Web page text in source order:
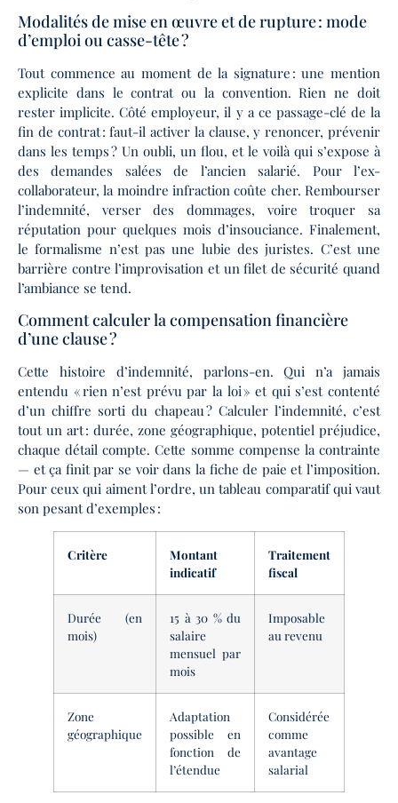
Modalités de mise en œuvre et de rupture : mode
d’emploi ou casse-tête ?
Tout commence au moment de la signature : une mention
explicite dans le contrat ou la convention. Rien ne doit
rester implicite. Côté employeur, il y a ce passage-clé de la
fin de contrat : faut-il activer la clause, y renoncer, prévenir
dans les temps ? Un oubli, un flou, et le voilà qui s’expose à
des demandes salées de l’ancien salarié. Pour l’ex-
collaborateur, la moindre infraction coûte cher. Rembourser
l’indemnité, verser des dommages, voire troquer sa
réputation pour quelques mois d’insouciance. Finalement,
le formalisme n’est pas une lubie des juristes. C’est une
barrière contre l’improvisation et un filet de sécurité quand
l’ambiance se tend.
Comment calculer la compensation financière
d’une clause ?
Cette histoire d’indemnité, parlons-en. Qui n’a jamais
entendu « rien n’est prévu par la loi » et qui s’est contenté
d’un chiffre sorti du chapeau ? Calculer l’indemnité, c’est
tout un art : durée, zone géographique, potentiel préjudice,
chaque détail compte. Cette somme compense la contrainte
— et ça finit par se voir dans la fiche de paie et l’imposition.
Pour ceux qui aiment l’ordre, un tableau comparatif qui vaut
son pesant d’exemples :
Critère
Montant
indicatif
Traitement
fiscal
Durée (en
mois)
15 à 30 % du
salaire
mensuel par
mois
Imposable
au revenu
Zone
géographique
Adaptation
possible en
fonction de
l’étendue
Considérée
comme
avantage
salarial